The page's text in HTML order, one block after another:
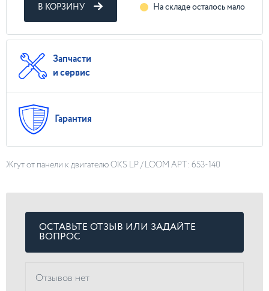
В КОРЗИНУ На складе осталось мало
Запчасти
и сервис
Гарантия
Жгут от панели к двигателю OKS LP / LOOM АРТ: 653-140
ОСТАВЬТЕ ОТЗЫВ ИЛИ ЗАДАЙТЕ
ВОПРОС
Отзывов нет